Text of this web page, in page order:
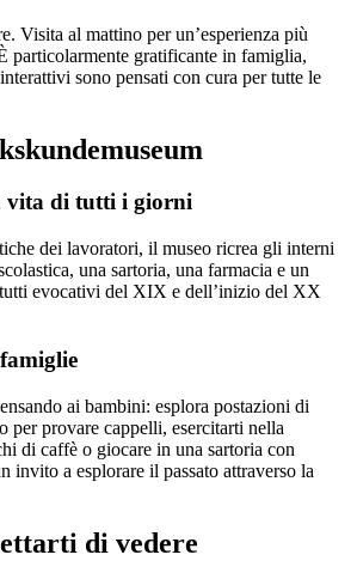
Visita al mattino per un’esperienza più
particolarmente gratificante in famiglia,
sono pensati con cura per tutte le
vita di tutti i giorni
dei lavoratori, il museo ricrea gli interni
una sartoria, una farmacia e un
evocativi del XIX e dell’inizio del XX
ai bambini: esplora postazioni di
per provare cappelli, esercitarti nella
di caffè o giocare in una sartoria con
invito a esplorare il passato attraverso la
di vedere